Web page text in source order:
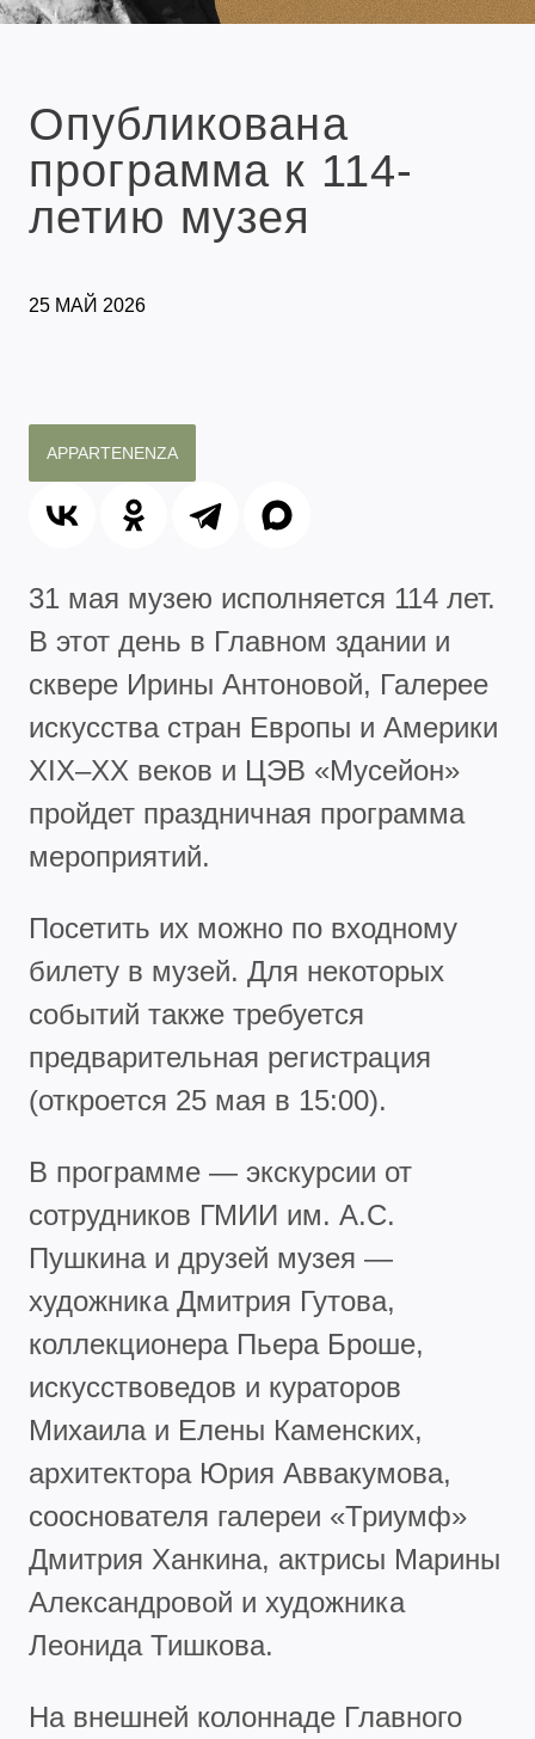
Опубликована
программа к 114-
летию музея
25 МАЙ 2026
APPARTENENZA
31 мая музею исполняется 114 лет.
В этот день в Главном здании и
сквере Ирины Антоновой, Галерее
искусства стран Европы и Америки
XIX–XX веков и ЦЭВ «Мусейон»
пройдет праздничная программа
мероприятий.
Посетить их можно по входному
билету в музей. Для некоторых
событий также требуется
предварительная регистрация
(откроется 25 мая в 15:00).
В программе — экскурсии от
сотрудников ГМИИ им. А.С.
Пушкина и друзей музея —
художника Дмитрия Гутова,
коллекционера Пьера Броше,
искусствоведов и кураторов
Михаила и Елены Каменских,
архитектора Юрия Аввакумова,
сооснователя галереи «Триумф»
Дмитрия Ханкина, актрисы Марины
Александровой и художника
Леонида Тишкова.
На внешней колоннаде Главного